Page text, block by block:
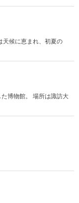
天候に恵まれ、初夏の
博物館。 場所は諏訪大